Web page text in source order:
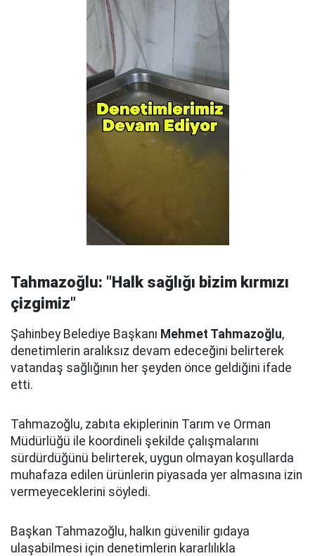
Tahmazoğlu: "Halk sağlığı bizim kırmızı
çizgimiz"
Şahinbey Belediye Başkanı Mehmet Tahmazoğlu,
denetimlerin aralıksız devam edeceğini belirterek
vatandaş sağlığının her şeyden önce geldiğini ifade
etti.
Tahmazoğlu, zabıta ekiplerinin Tarım ve Orman
Müdürlüğü ile koordineli şekilde çalışmalarını
sürdürdüğünü belirterek, uygun olmayan koşullarda
muhafaza edilen ürünlerin piyasada yer almasına izin
vermeyeceklerini söyledi.
Başkan Tahmazoğlu, halkın güvenilir gıdaya
ulaşabilmesi için denetimlerin kararlılıkla